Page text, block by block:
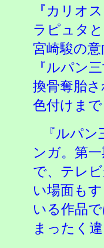
『カリオ
ラピュタ
宮崎駿の
『ルパン
換骨奪胎
色付けま
『ルパ
ンガ。第
で、テレ
い場面も
いる作品
まったく